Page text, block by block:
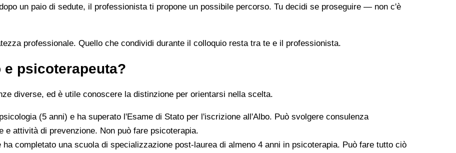
un paio di sedute, il professionista ti propone un possibile percorso. Tu decidi se proseguire — non c'è
professionale. Quello che condividi durante il colloquio resta tra te e il professionista.
psicoterapeuta?
diverse, ed è utile conoscere la distinzione per orientarsi nella scelta.
(5 anni) e ha superato l'Esame di Stato per l'iscrizione all'Albo. Può svolgere consulenza
attività di prevenzione. Non può fare psicoterapia.
completato una scuola di specializzazione post-laurea di almeno 4 anni in psicoterapia. Può fare tutto ciò